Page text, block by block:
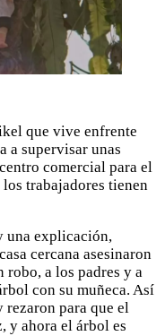
que vive enfrente
a supervisar unas
comercial para el
trabajadores tienen
una explicación,
cercana asesinaron
a los padres y a
con su muñeca. Así
rezaron para que el
y ahora el árbol es